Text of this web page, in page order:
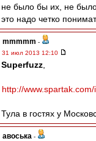
не было бы их, не
это надо четко
mmmmm -
31 июл 2013 12:10
Superfuzz
http://
Тула в гостях у
авоська -